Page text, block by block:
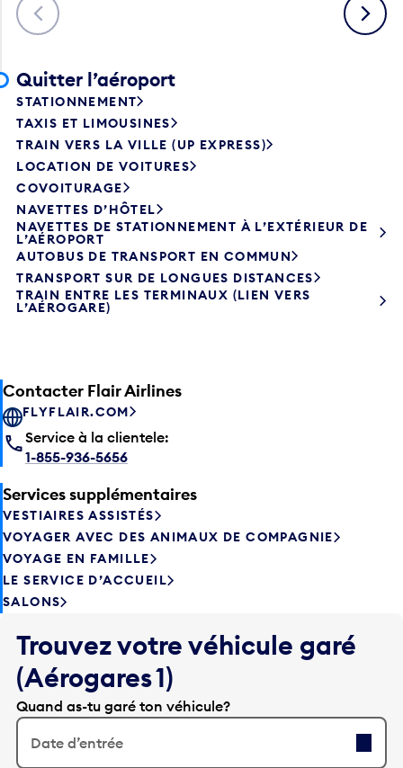
Précédent Suivant
Quitter l’aéroport
STATIONNEMENT
TAXIS ET LIMOUSINES
TRAIN VERS LA VILLE (UP EXPRESS)
LOCATION DE VOITURES
COVOITURAGE
NAVETTES D’HÔTEL
NAVETTES DE STATIONNEMENT À L’EXTÉRIEUR DE
L’AÉROPORT
AUTOBUS DE TRANSPORT EN COMMUN
TRANSPORT SUR DE LONGUES DISTANCES
TRAIN ENTRE LES TERMINAUX (LIEN VERS
L’AÉROGARE)
Contacter Flair Airlines
FLYFLAIR.COM
Service à la clientele:
1-855-936-5656
Services supplémentaires
VESTIAIRES ASSISTÉS
VOYAGER AVEC DES ANIMAUX DE COMPAGNIE
VOYAGE EN FAMILLE
LE SERVICE D’ACCUEIL
SALONS
Trouvez votre véhicule garé
(Aérogares 1)
Quand as-tu garé ton véhicule?
Date d’entrée